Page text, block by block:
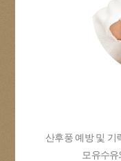
산후풍 예방 및 기
모유수유